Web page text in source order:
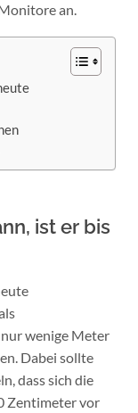
an.
ist er bis
wenige Meter
Dabei sollte
dass sich die
Zentimeter vor